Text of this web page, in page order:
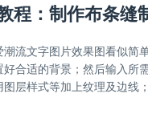
程：制作布条缝
潮流文字图片效果图看似简
好合适的背景；然后输入所
层样式等加上纹理及边线；